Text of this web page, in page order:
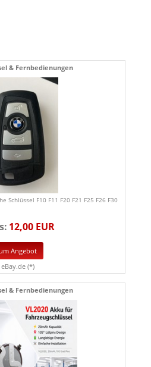
& Fernbedienungen
Schlüssel F10 F11 F20 F21 F25 F26 F30
12,00 EUR
Angebot
eBay.de (*)
& Fernbedienungen